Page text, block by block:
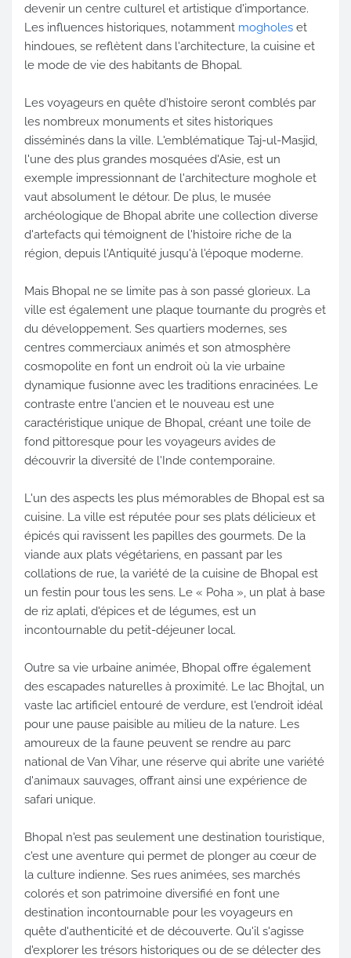
devenir un centre culturel et artistique d'importance.
Les influences historiques, notamment mogholes et
hindoues, se reflètent dans l'architecture, la cuisine et
le mode de vie des habitants de Bhopal.
Les voyageurs en quête d'histoire seront comblés par
les nombreux monuments et sites historiques
disséminés dans la ville. L'emblématique Taj-ul-Masjid,
l'une des plus grandes mosquées d'Asie, est un
exemple impressionnant de l'architecture moghole et
vaut absolument le détour. De plus, le musée
archéologique de Bhopal abrite une collection diverse
d'artefacts qui témoignent de l'histoire riche de la
région, depuis l'Antiquité jusqu'à l'époque moderne.
Mais Bhopal ne se limite pas à son passé glorieux. La
ville est également une plaque tournante du progrès et
du développement. Ses quartiers modernes, ses
centres commerciaux animés et son atmosphère
cosmopolite en font un endroit où la vie urbaine
dynamique fusionne avec les traditions enracinées. Le
contraste entre l'ancien et le nouveau est une
caractéristique unique de Bhopal, créant une toile de
fond pittoresque pour les voyageurs avides de
découvrir la diversité de l'Inde contemporaine.
L'un des aspects les plus mémorables de Bhopal est sa
cuisine. La ville est réputée pour ses plats délicieux et
épicés qui ravissent les papilles des gourmets. De la
viande aux plats végétariens, en passant par les
collations de rue, la variété de la cuisine de Bhopal est
un festin pour tous les sens. Le « Poha », un plat à base
de riz aplati, d'épices et de légumes, est un
incontournable du petit-déjeuner local.
Outre sa vie urbaine animée, Bhopal offre également
des escapades naturelles à proximité. Le lac Bhojtal, un
vaste lac artificiel entouré de verdure, est l'endroit idéal
pour une pause paisible au milieu de la nature. Les
amoureux de la faune peuvent se rendre au parc
national de Van Vihar, une réserve qui abrite une variété
d'animaux sauvages, offrant ainsi une expérience de
safari unique.
Bhopal n'est pas seulement une destination touristique,
c'est une aventure qui permet de plonger au cœur de
la culture indienne. Ses rues animées, ses marchés
colorés et son patrimoine diversifié en font une
destination incontournable pour les voyageurs en
quête d'authenticité et de découverte. Qu'il s'agisse
d'explorer les trésors historiques ou de se délecter des